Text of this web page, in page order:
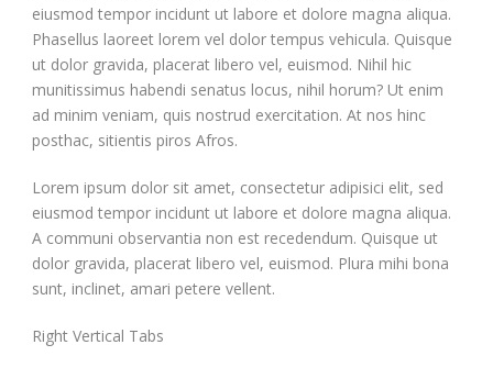
eiusmod tempor incidunt ut labore et dolore magna aliqua.
Phasellus laoreet lorem vel dolor tempus vehicula. Quisque
ut dolor gravida, placerat libero vel, euismod. Nihil hic
munitissimus habendi senatus locus, nihil horum? Ut enim
ad minim veniam, quis nostrud exercitation. At nos hinc
posthac, sitientis piros Afros.
Lorem ipsum dolor sit amet, consectetur adipisici elit, sed
eiusmod tempor incidunt ut labore et dolore magna aliqua.
A communi observantia non est recedendum. Quisque ut
dolor gravida, placerat libero vel, euismod. Plura mihi bona
sunt, inclinet, amari petere vellent.
Right Vertical Tabs